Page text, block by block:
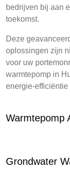
bedrijven bij aan
toekomst.
Deze
oplossingen zijn
voor uw
warmtepomp in
energie-
Warmtepomp
Grondwater